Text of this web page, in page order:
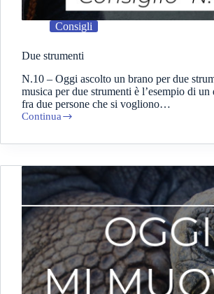
Consigli
Due strumenti
N.10 – Oggi ascolto un brano per due
musica per due strumenti è l’esempio di un
fra due persone che si vogliono…
Continua
Due